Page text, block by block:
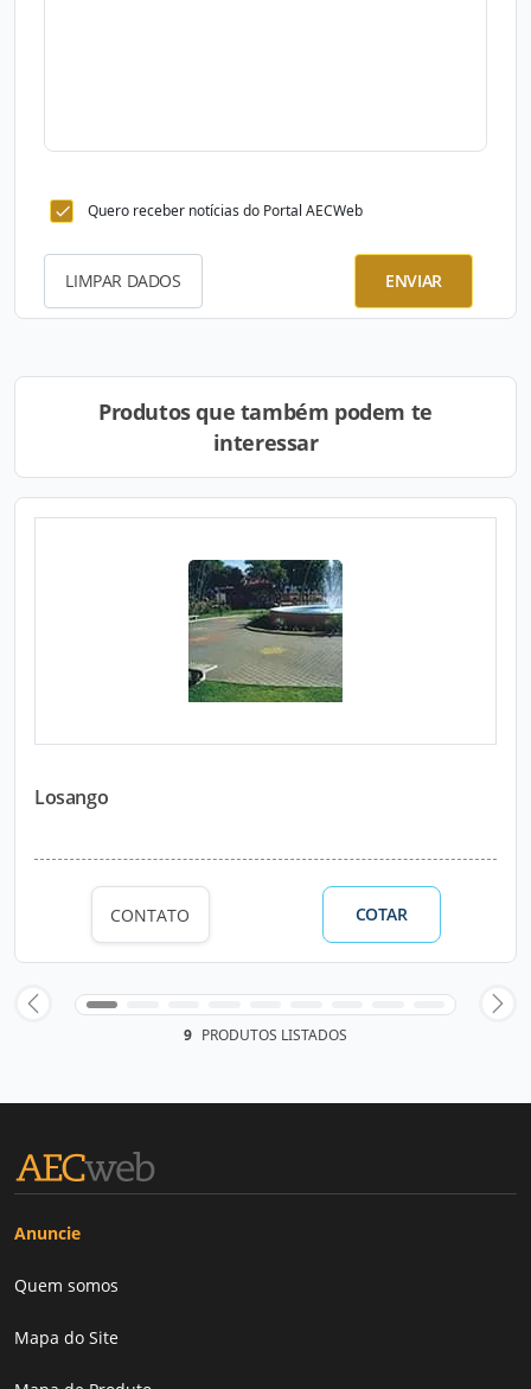
Quero receber notícias do Portal AECWeb
LIMPAR DADOS ENVIAR
Produtos que também podem te
interessar
Losango
CONTATO COTAR
9 PRODUTOS LISTADOS
Anuncie
Quem somos
Mapa do Site